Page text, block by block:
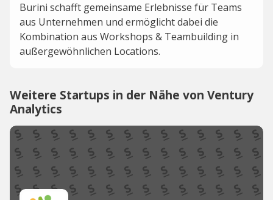
Burini schafft gemeinsame Erlebnisse für Teams
aus Unternehmen und ermöglicht dabei die
Kombination aus Workshops & Teambuilding in
außergewöhnlichen Locations.
Weitere Startups in der Nähe von Ventury
Analytics